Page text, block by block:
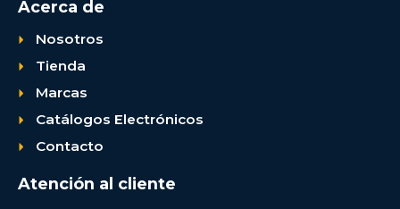
Acerca de
Nosotros
Tienda
Marcas
Catálogos Electrónicos
Contacto
Atención al cliente